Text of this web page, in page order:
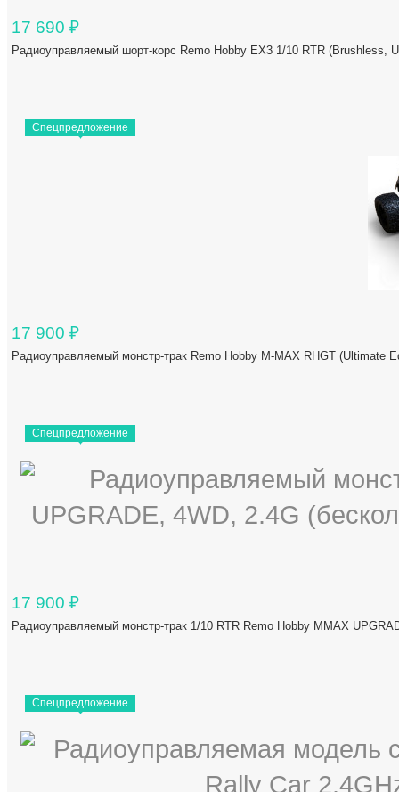
17 690 ₽
Радиоуправляемый шорт-корс Remo Hobby EX3 1/10 RTR (Brushless,
Спецпредложение
17 900 ₽
Радиоуправляемый монстр-трак Remo Hobby M-MAX RHGT (Ultimate
Спецпредложение
17 900 ₽
Радиоуправляемый монстр-трак 1/10 RTR Remo Hobby MMAX
Спецпредложение